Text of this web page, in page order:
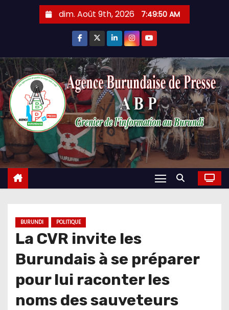
dim. Août 9th, 2026 7:49:51 AM
BURUNDI POLITIQUE
La CVR invite les
Burundais à se préparer
pour lui raconter les
noms des sauveteurs